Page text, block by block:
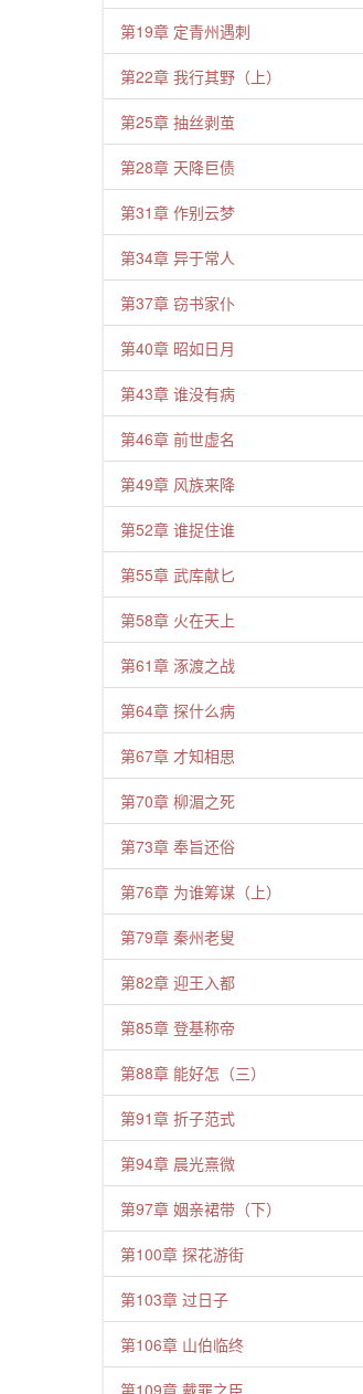
第19章 定青州遇刺
第22章 我行其野（上）
第25章 抽丝剥茧
第28章 天降巨债
第31章 作别云梦
第34章 异于常人
第37章 窃书家仆
第40章 昭如日月
第43章 谁没有病
第46章 前世虚名
第49章 风族来降
第52章 谁捉住谁
第55章 武库献匕
第58章 火在天上
第61章 涿渡之战
第64章 探什么病
第67章 才知相思
第70章 柳湄之死
第73章 奉旨还俗
第76章 为谁筹谋（上）
第79章 秦州老叟
第82章 迎王入都
第85章 登基称帝
第88章 能好怎（三）
第91章 折子范式
第94章 晨光熹微
第97章 姻亲裙带（下）
第100章 探花游街
第103章 过日子
第106章 山伯临终
第109章 戴罪之臣